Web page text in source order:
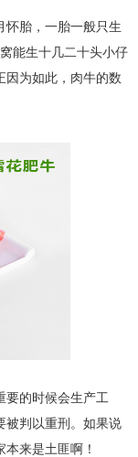
怀胎，一胎一般只生
能生十几二十头小仔
因为如此，肉牛的数
要的时候会生产工
被判以重刑。如果说
来是土匪啊！